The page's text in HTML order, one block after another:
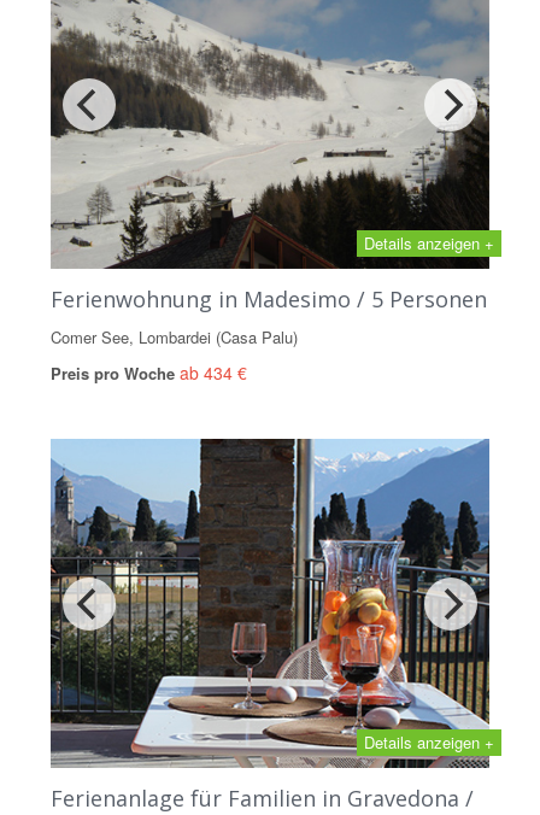
Details anzeigen +
Ferienwohnung in Madesimo / 5 Personen
Comer See, Lombardei (Casa Palu)
Preis pro Woche ab 434 €
Details anzeigen +
Ferienanlage für Familien in Gravedona /